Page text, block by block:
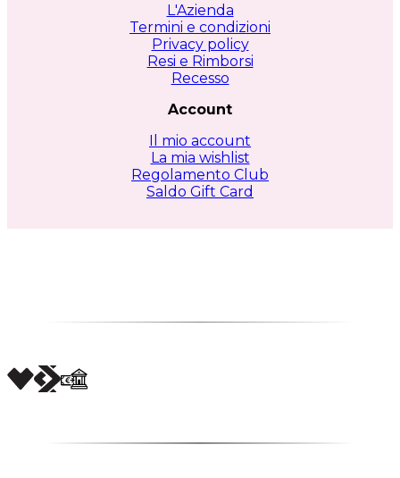
L'Azienda
Termini e condizioni
Privacy policy
Resi e Rimborsi
Recesso
Account
Il mio account
La mia wishlist
Regolamento Club
Saldo Gift Card